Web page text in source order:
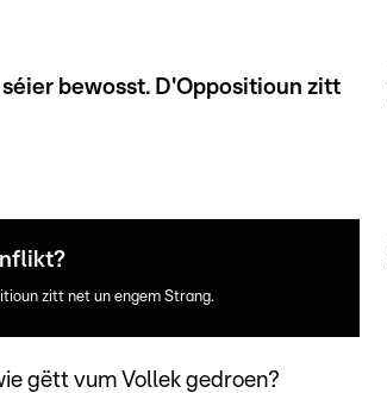
bewosst. D'Oppositioun zitt
zitt net un engem Strang.
gëtt vum Vollek gedroen?